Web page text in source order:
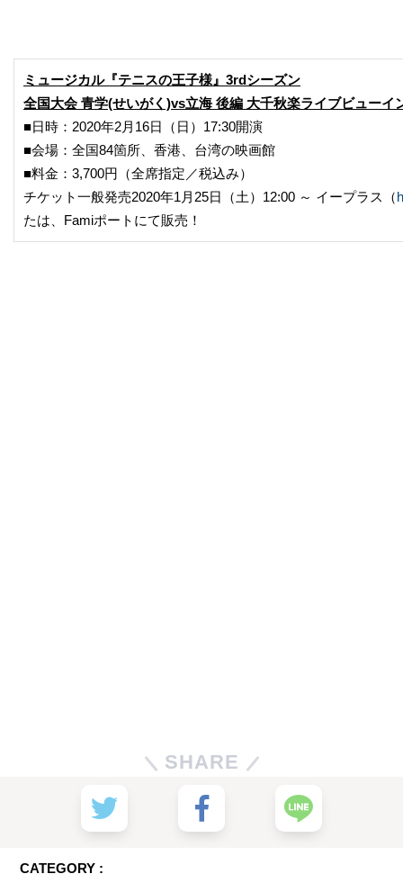
ミュージカル『テニスの王子様』3rdシーズン
全国大会 青学(せいがく)vs立海 後編 大千秋楽ライブビューイ
■日時：2020年2月16日（日）17:30開演
■会場：全国84箇所、香港、台湾の映画館
■料金：3,700円（全席指定／税込み）
チケット一般発売2020年1月25日（土）12:00 ～ イープラス（
たは、Famiポートにて販売！
SHARE
CATEGORY :